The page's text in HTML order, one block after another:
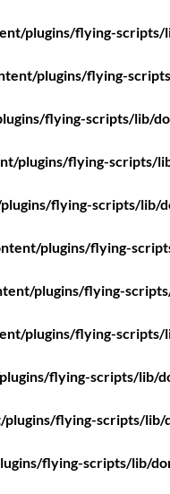
plugins/flying-scripts/
plugins/flying-
flying-scripts/lib/
plugins/flying-scripts/
flying-scripts/lib/
plugins/flying-
plugins/flying-
plugins/flying-scripts/
flying-scripts/lib/
flying-scripts/lib/
flying-scripts/lib/